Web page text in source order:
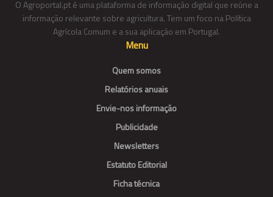
O Agroportal.pt é uma plataforma de informação digital que reúne a
informação relevante sobre agricultura. Tem um foco na Política
Agrícola Comum e a sua aplicação em Portugal.
Menu
Quem somos
Relatórios anuais
Envie-nos informação
Publicidade
Newsletters
Estatuto Editorial
Ficha técnica